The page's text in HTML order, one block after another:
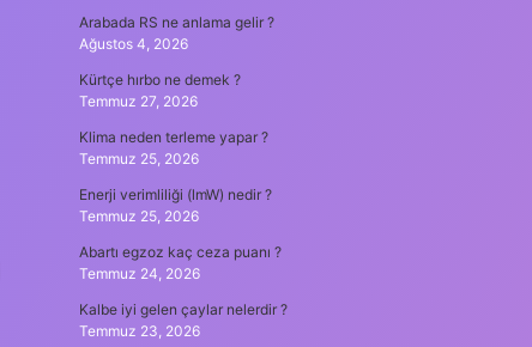
Arabada RS ne anlama gelir ?
Ağustos 4, 2026
Kürtçe hırbo ne demek ?
Temmuz 27, 2026
Klima neden terleme yapar ?
Temmuz 25, 2026
Enerji verimliliği (lmW) nedir ?
Temmuz 25, 2026
Abartı egzoz kaç ceza puanı ?
Temmuz 24, 2026
Kalbe iyi gelen çaylar nelerdir ?
Temmuz 23, 2026